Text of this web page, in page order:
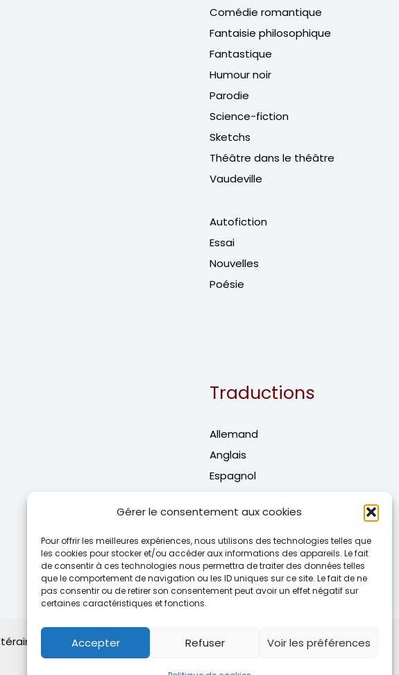
Gérer le consentement aux cookies
Pour offrir les meilleures expériences, nous utilisons des technologies telles que
les cookies pour stocker et/ou accéder aux informations des appareils. Le fait
de consentir à ces technologies nous permettra de traiter des données telles
que le comportement de navigation ou les ID uniques sur ce site. Le fait de ne
pas consentir ou de retirer son consentement peut avoir un effet négatif sur
certaines caractéristiques et fonctions.
Accepter Refuser Voir les préférences
Comédie romantique
Fantaisie philosophique
Fantastique
Humour noir
Parodie
Science-fiction
Sketchs
Théâtre dans le théâtre
Vaudeville
Autofiction
Essai
Nouvelles
Poésie
Traductions
Allemand
Anglais
Espagnol
Portuguais
Editions bilingues
| Powered byThème WordPress Astra